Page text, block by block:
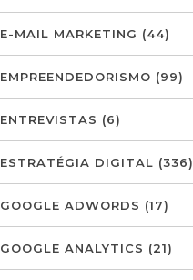
E-MAIL MARKETING (44)
EMPREENDEDORISMO (99)
ENTREVISTAS (6)
ESTRATÉGIA DIGITAL (336)
GOOGLE ADWORDS (17)
GOOGLE ANALYTICS (21)